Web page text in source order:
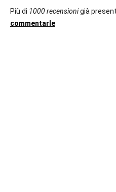
Bambini
degli
Più di 1000 recensionigià
commentarle